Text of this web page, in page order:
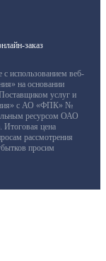
заказ
использованием веб-
на основании
услуг и
с АО «ФПК» №
ресурсом ОАО
цена
рассмотрения
просим